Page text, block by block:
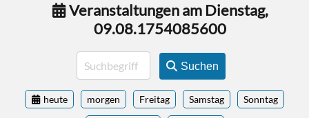
Veranstaltungen am Dienstag,
09.08.1754085600
Suchen
heute morgen Freitag Samstag Sonntag